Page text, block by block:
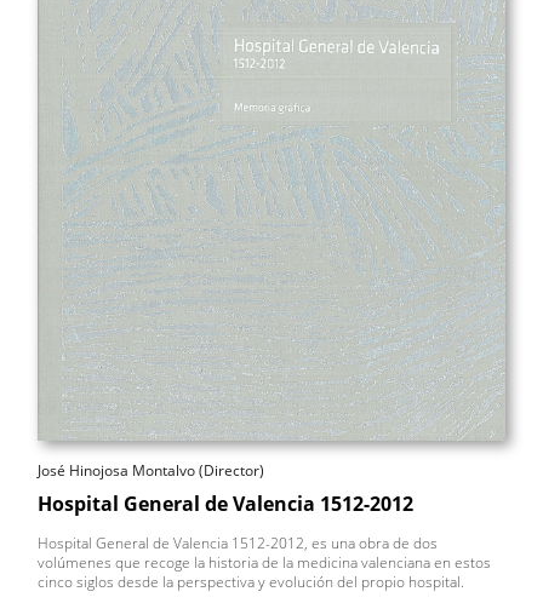
José Hinojosa Montalvo (Director)
Hospital General de Valencia 1512-2012
Hospital General de Valencia 1512-2012, es una obra de dos
volúmenes que recoge la historia de la medicina valenciana en estos
cinco siglos desde la perspectiva y evolución del propio hospital.